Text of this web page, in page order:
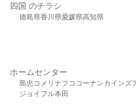
四国 のチラシ
徳島県香川県愛媛県高知県
ホームセンター
島忠 コメリ ナフコ コーナンカインズ
ジョイフル本田